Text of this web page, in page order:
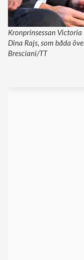
Kronprinsessan Victoria
Dina Rajs, som båda
Bresciani/TT